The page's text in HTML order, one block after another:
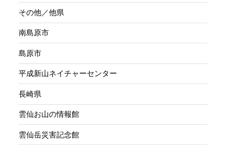
その他／他県
南島原市
島原市
平成新山ネイチャーセンター
長崎県
雲仙お山の情報館
雲仙岳災害記念館